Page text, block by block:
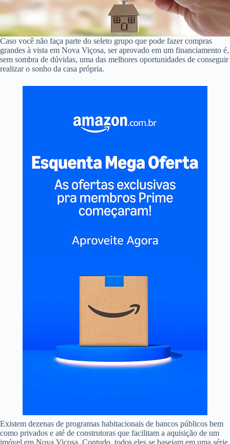
Caso você não faça parte do seleto grupo que pode fazer compras
grandes à vista em Nova Viçosa, ser aprovado em um financiamento é,
sem sombra de dúvidas, uma das melhores oportunidades de conseguir
realizar o sonho da casa própria.
Existem dezenas de programas habitacionais de bancos públicos bem
como privados e até de construtoras que facilitam a aquisição de um
imóvel em Nova Viçosa. Contudo, todos eles se baseiam em uma série